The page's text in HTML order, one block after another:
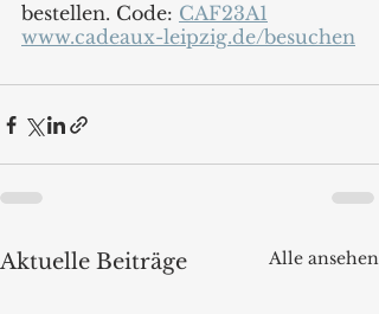
bestellen. Code: CAF23A1
www.cadeaux-leipzig.de/besuchen
Aktuelle Beiträge Alle ansehen